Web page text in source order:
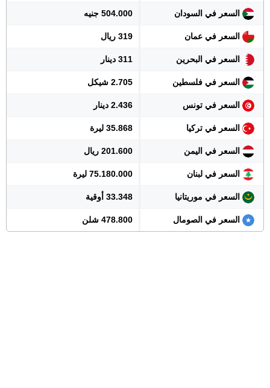
السعر في السودان 504.000 جنيه
السعر في عمان 319 ريال
السعر في البحرين 311 دينار
السعر في فلسطين 2.705 شيكل
السعر في تونس 2.436 دينار
السعر في تركيا 35.868 ليرة
السعر في اليمن 201.600 ريال
السعر في لبنان 75.180.000 ليرة
السعر في موريتانيا 33.348 أوقية
السعر في الصومال 478.800 شلن